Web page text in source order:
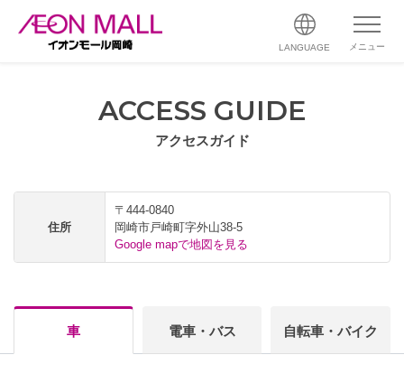
LANGUAGE メニュー
ACCESS GUIDE
アクセスガイド
住所
〒444-0840
岡崎市戸崎町字外山38-5
Google mapで地図を見る
車 電車・バス 自転車・バイク